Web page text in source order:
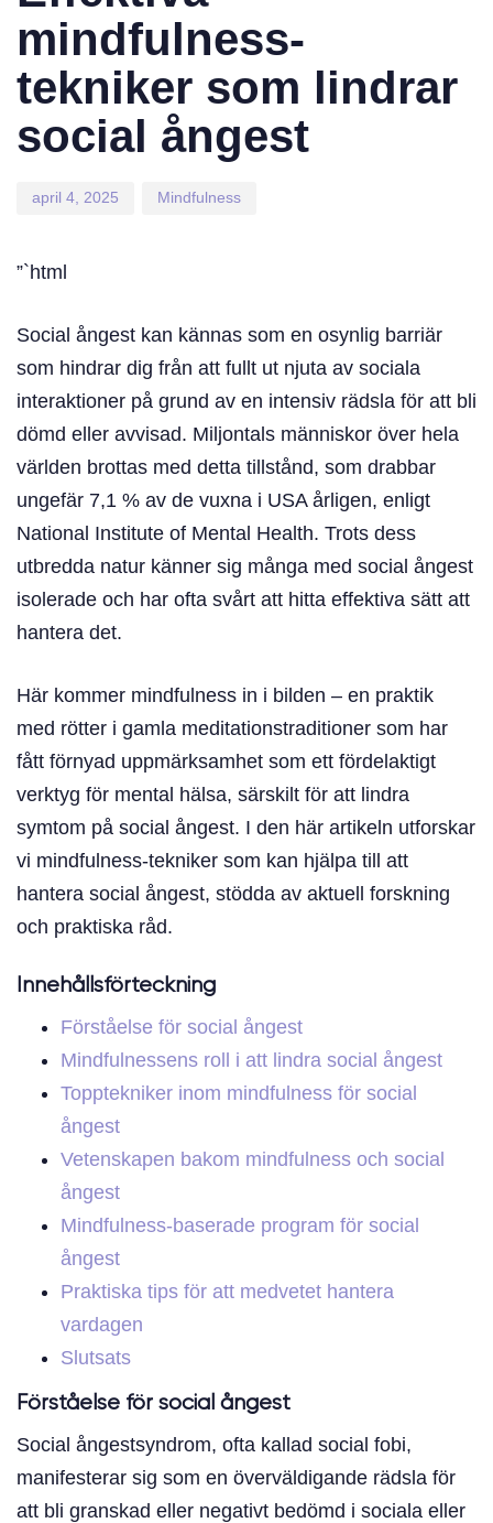
mindfulness-
tekniker som lindrar
social ångest
april 4, 2025 Mindfulness
”`html
Social ångest kan kännas som en osynlig barriär
som hindrar dig från att fullt ut njuta av sociala
interaktioner på grund av en intensiv rädsla för att bli
dömd eller avvisad. Miljontals människor över hela
världen brottas med detta tillstånd, som drabbar
ungefär 7,1 % av de vuxna i USA årligen, enligt
National Institute of Mental Health. Trots dess
utbredda natur känner sig många med social ångest
isolerade och har ofta svårt att hitta effektiva sätt att
hantera det.
Här kommer mindfulness in i bilden – en praktik
med rötter i gamla meditationstraditioner som har
fått förnyad uppmärksamhet som ett fördelaktigt
verktyg för mental hälsa, särskilt för att lindra
symtom på social ångest. I den här artikeln utforskar
vi mindfulness-tekniker som kan hjälpa till att
hantera social ångest, stödda av aktuell forskning
och praktiska råd.
Innehållsförteckning
Förståelse för social ångest
Mindfulnessens roll i att lindra social ångest
Topptekniker inom mindfulness för social
ångest
Vetenskapen bakom mindfulness och social
ångest
Mindfulness-baserade program för social
ångest
Praktiska tips för att medvetet hantera
vardagen
Slutsats
Förståelse för social ångest
Social ångestsyndrom, ofta kallad social fobi,
manifesterar sig som en överväldigande rädsla för
att bli granskad eller negativt bedömd i sociala eller